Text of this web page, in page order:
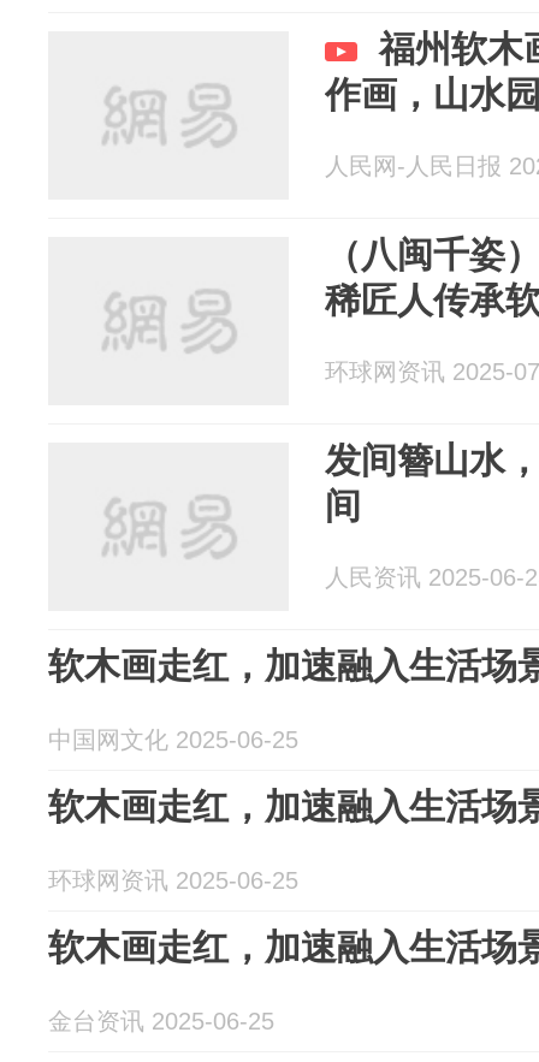
福州软木
作画，山水
人民网-人民日报
（八闽千姿
稀匠人传承
环球网资讯 2025-
发间簪山水
间
人民资讯 2025-06-
软木画走红，加速融入生活场
中国网文化 2025-06-25
软木画走红，加速融入生活场
环球网资讯 2025-06-25
软木画走红，加速融入生活场
金台资讯 2025-06-25